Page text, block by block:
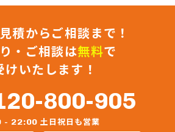
積からご相談まで！
・ご相談は無料で
けいたします！
800-905
- 22:00 土日祝日も営業